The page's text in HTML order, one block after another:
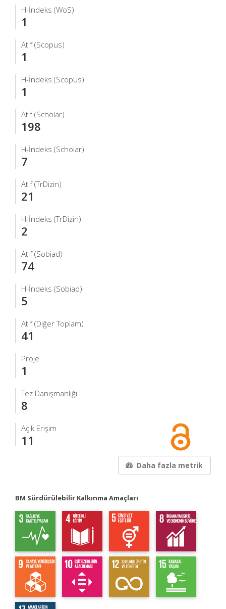
H-İndeks (WoS)
1
Atıf (Scopus)
1
H-İndeks (Scopus)
1
Atıf (Scholar)
198
H-İndeks (Scholar)
7
Atıf (TrDizin)
21
H-İndeks (TrDizin)
2
Atıf (Sobiad)
74
H-İndeks (Sobiad)
5
Atıf (Diğer Toplam)
41
Proje
1
Tez Danışmanlığı
8
Açık Erişim
11
Daha fazla metrik
BM Sürdürülebilir Kalkınma Amaçları